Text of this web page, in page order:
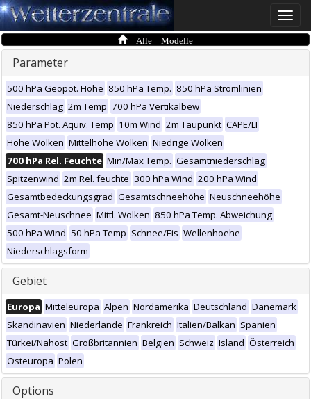
Toggle
Alle Modelle
Parameter
500 hPa Geopot. Höhe 850 hPa Temp. 850 hPa Stromlinien
Niederschlag 2m Temp 700 hPa Vertikalbew
850 hPa Pot. Äquiv. Temp 10m Wind 2m Taupunkt CAPE/LI
Hohe Wolken Mittelhohe Wolken Niedrige Wolken
700 hPa Rel. Feuchte Min/Max Temp. Gesamtniederschlag
Spitzenwind 2m Rel. feuchte 300 hPa Wind 200 hPa Wind
Gesamtbedeckungsgrad Gesamtschneehöhe Neuschneehöhe
Gesamt-Neuschnee Mittl. Wolken 850 hPa Temp. Abweichung
500 hPa Wind 50 hPa Temp Schnee/Eis Wellenhoehe
Niederschlagsform
Gebiet
Europa Mitteleuropa Alpen Nordamerika Deutschland Dänemark
Skandinavien Niederlande Frankreich Italien/Balkan Spanien
Türkei/Nahost Großbritannien Belgien Schweiz Island Österreich
Osteuropa Polen
Options